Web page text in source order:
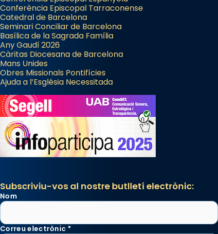
Conferència Episcopal Tarraconense
Catedral de Barcelona
Seminari Conciliar de Barcelona
Basílica de la Sagrada Família
Any Gaudí 2026
Càritas Diocesana de Barcelona
Mans Unides
Obres Missionals Pontifícies
Ajuda a l’Església Necessitada
Subscriviu-vos al nostre butlletí electrònic:
Nom
Correu electrònic *